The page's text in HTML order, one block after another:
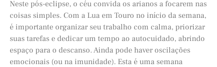
Neste pós-eclipse, o céu convida os arianos a focarem nas
coisas simples. Com a Lua em Touro no início da semana,
é importante organizar seu trabalho com calma, priorizar
suas tarefas e dedicar um tempo ao autocuidado, abrindo
espaço para o descanso. Ainda pode haver oscilações
emocionais (ou na imunidade). Esta é uma semana